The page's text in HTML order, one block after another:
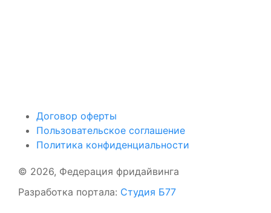
Договор оферты
Пользовательское соглашение
Политика конфиденциальности
© 2026, Федерация фридайвинга
Разработка портала: Студия Б77